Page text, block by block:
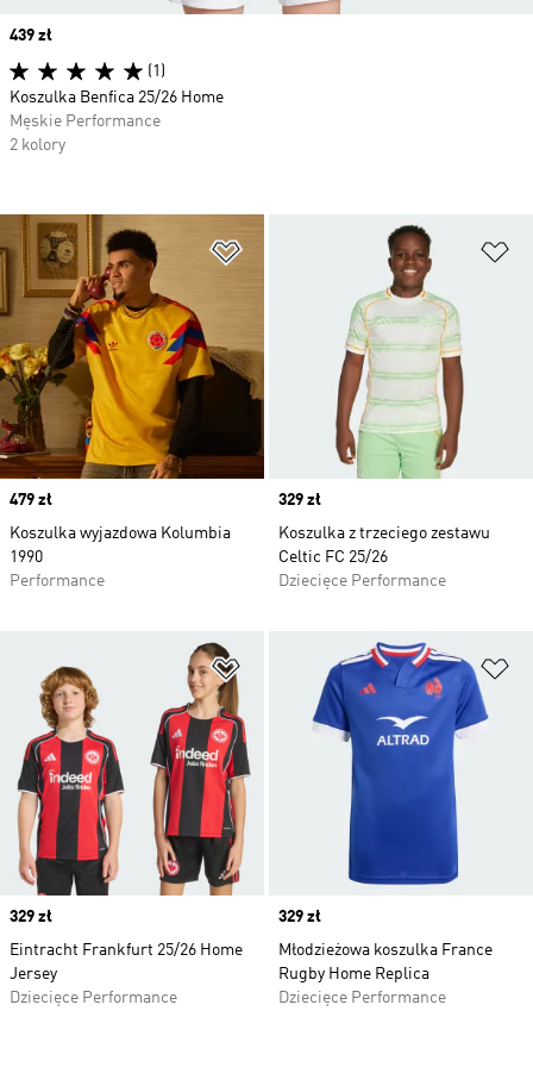
Dodaj do listy życzeń
Price
479 zł
Koszulka wyjazdowa Kolumbia
1990
Performance
Price
329 zł
Koszulka z trzeciego zestawu
Celtic FC 25/26
Dziecięce Performance
Dodaj do listy życzeń
Price
329 zł
Eintracht Frankfurt 25/26 Home
Jersey
Dziecięce Performance
Price
329 zł
Młodzieżowa koszulka France
Rugby Home Replica
Dziecięce Performance
Price
439 zł
(1)
Koszulka Benfica 25/26 Home
Męskie Performance
2 kolory